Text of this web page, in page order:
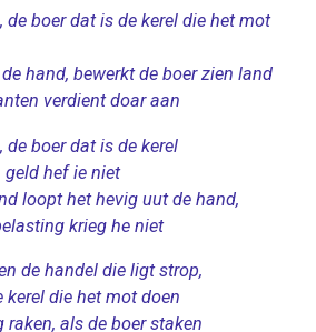
de boer dat is de kerel die het mot
hand, bewerkt de boer zien land
verdient doar aan
de boer dat is de kerel
geld hef ie niet
loopt het hevig uut de hand,
krieg he niet
de handel die ligt strop,
die het mot doen
als de boer staken